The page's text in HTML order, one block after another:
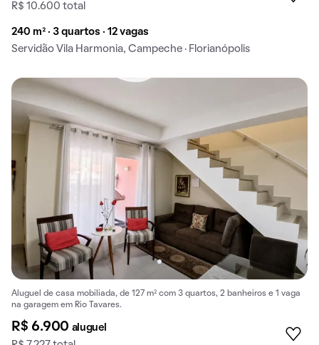
R$ 10.600 total
240 m² · 3 quartos · 12 vagas
Servidão Vila Harmonia, Campeche · Florianópolis
Aluguel de casa mobiliada, de 127 m² com 3 quartos, 2 banheiros e 1 vaga
na garagem em Rio Tavares.
R$ 6.900 aluguel